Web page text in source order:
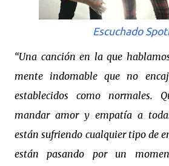
Escuchado
“Una canción en la que
mente indomable que no
establecidos como normales.
mandar amor y empatía a
están sufriendo cualquier tipo de
están pasando por un